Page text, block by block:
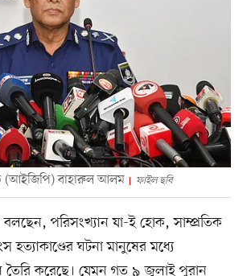
(আইজিপি) বাহারুল আলম ফাইল ছবি
বলছেন, পরিসংখ্যান যা-ই হোক, সাম্প্রতিক
ঘটনা মানুষের মধ্যে
তৈরি করেছে। যেমন গত ৯ জুলাই পুরান